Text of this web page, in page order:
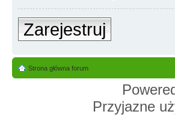
Zarejestruj
Strona główna forum
Przyjazne